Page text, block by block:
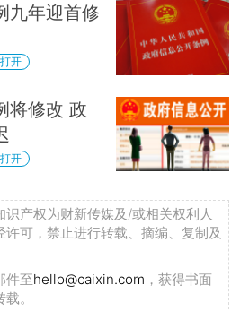
九年迎首修
开
将修改 政
开
产权为财新传媒及/或相关权利人
可，禁止进行转载、摘编、复制及
件至hello@caixin.com ，获得书面
。